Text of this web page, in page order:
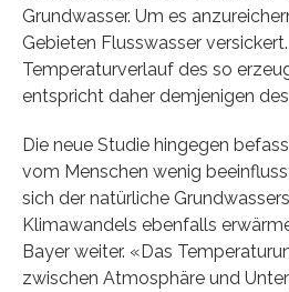
Grundwasser. Um es
Gebieten Flusswasser
Temperaturverlauf des so
entspricht daher demjenigen
Die neue Studie hingegen
vom Menschen wenig
sich der natürliche
Klimawandels ebenfalls
Bayer weiter. «Das
zwischen Atmosphäre und